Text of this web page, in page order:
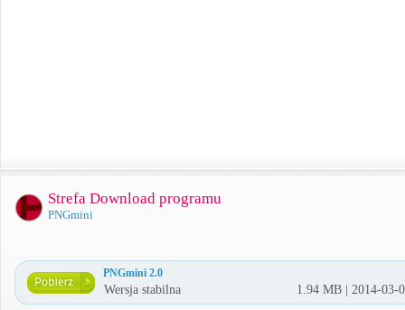
Strefa Download programu
PNGmini
PNGmini 2.0
Wersja stabilna 1.94 MB | 2014-03-